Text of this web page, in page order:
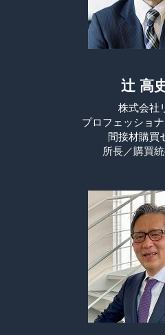
辻 高
株式会社
プロフェッショ
間接材購買
所長／購買